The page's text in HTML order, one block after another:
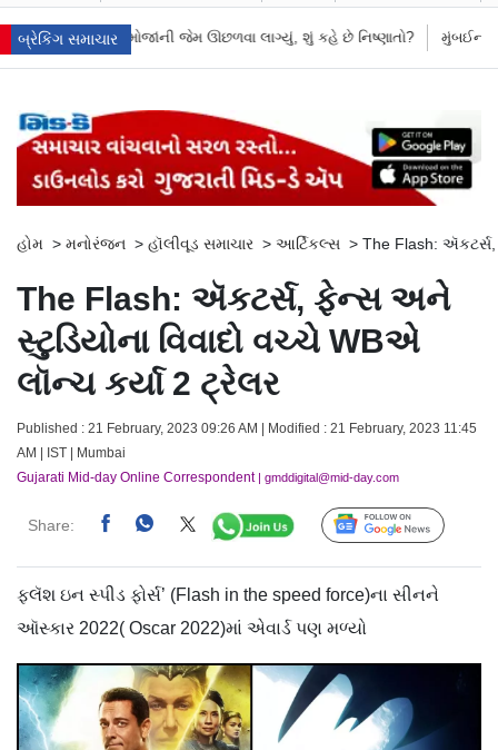
બ્રેકિંગ સમાચાર
લાગ્યું, શું કહે છે નિષ્ણાતો? મુંબઈની લોકલમાં આ શું થઈ રહ્યું છે! ચાલુ
હોમ > મનોરંજન > હૉલીવૂડ સમાચાર > આર્ટિકલ્સ > The Flash: ઍકટર્સ,
The Flash: ઍકટર્સ, ફેન્સ અને
સ્ટુડિયોના વિવાદો વચ્ચે WBએ
લૉન્ચ કર્યા 2 ટ્રેલર
Published : 21 February, 2023 09:26 AM | Modified : 21 February, 2023 11:45
AM | IST | Mumbai
Gujarati Mid-day Online Correspondent| gmddigital@mid-day.com
Share: Follow Us
ફ્લૅશ ઇન સ્પીડ ફોર્સ’ (Flash in the speed force)ના સીનને
ઑસ્કાર 2022( Oscar 2022)માં એવાર્ડ પણ મળ્યો